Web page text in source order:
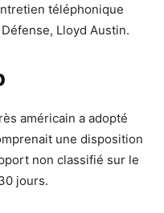
téléphonique
Lloyd Austin.
américain a adopté
une disposition
non classifié sur le
jours.